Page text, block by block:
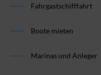
Fahrgastschifffahrt
Boote mieten
Marinas und Anleger